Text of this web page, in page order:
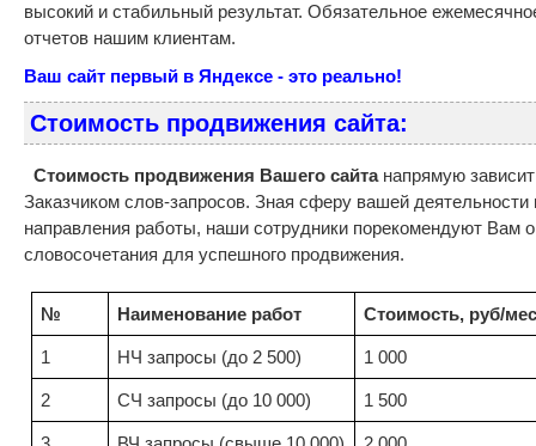
высокий и стабильный результат. Обязательное
отчетов нашим клиентам.
Ваш сайт первый в Яндексе - это реально!
Стоимость продвижения сайта:
Стоимость продвижения Вашего сайтанапрямую
Заказчиком слов-запросов. Зная сферу вашей деятельности
направления работы, наши сотрудники порекомендуют Вам
словосочетания для успешного продвижения.
№ Наименование работ Стоимость, руб/
1 НЧ запросы (до 2 500) 1 000
2 СЧ запросы (до 10 000) 1 500